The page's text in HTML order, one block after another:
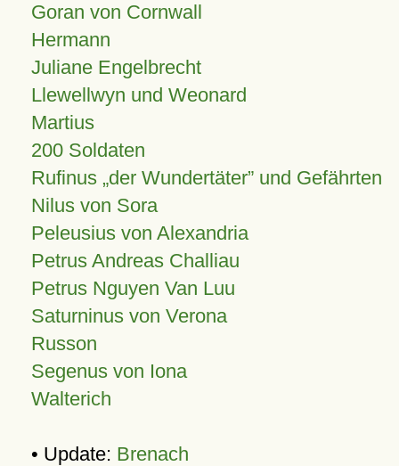
Goran von Cornwall
Hermann
Juliane Engelbrecht
Llewellwyn und Weonard
Martius
200 Soldaten
Rufinus „der Wundertäter” und Gefährten
Nilus von Sora
Peleusius von Alexandria
Petrus Andreas Challiau
Petrus Nguyen Van Luu
Saturninus von Verona
Russon
Segenus von Iona
Walterich
• Update: Brenach